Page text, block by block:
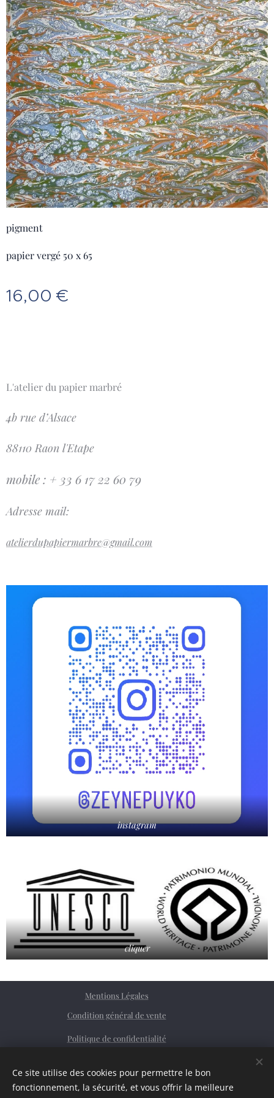
pigment
papier vergé 50 x 65
16,00 €
L'atelier du papier marbré
4b rue d’Alsace
88110 Raon l'Etape
mobile : + 33 6 17 22 60 79
Adresse mail:
atelierdupapiermarbre@gmail.com
instagram
cliquer
Mentions Légales
Condition général de vente
Politique de confidentialité
Siret76362379200023 Cookies
Ce site utilise des cookies pour permettre le bon
fonctionnement, la sécurité, et vous offrir la meilleure